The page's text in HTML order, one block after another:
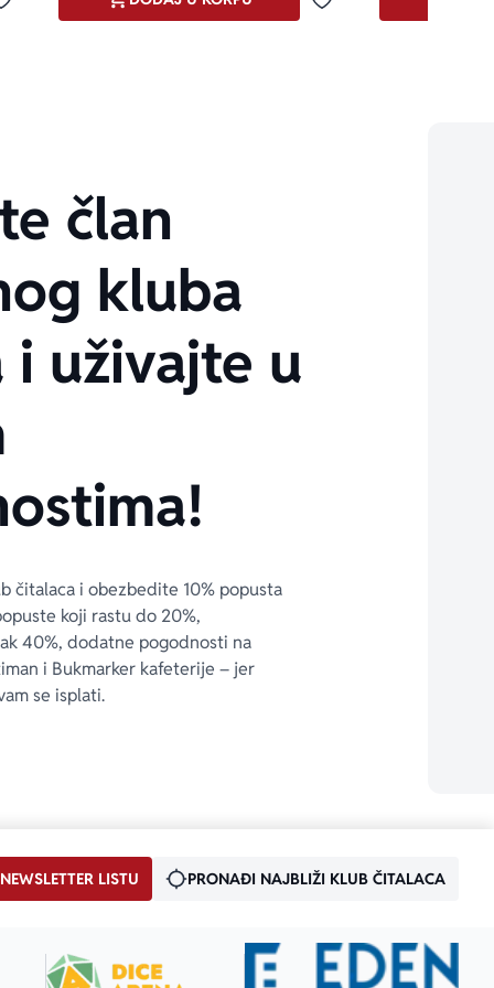
Dodaj u omiljene Dodaj u omiljene
član
kluba
i uživajte u
čitalaca i obezbedite 10% popusta
koji rastu do 20%,
40%, dodatne pogodnosti na
i Bukmarker kafeterije – jer
se isplati.
LISTU PRONAĐI NAJBLIŽI KLUB ČITALACA